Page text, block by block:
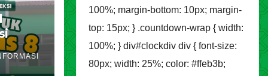
100%; margin-bottom: 10px; margin-
top: 15px; } .countdown-wrap { width:
100%; } div#clockdiv div { font-size:
80px; width: 25%; color: #ffeb3b;